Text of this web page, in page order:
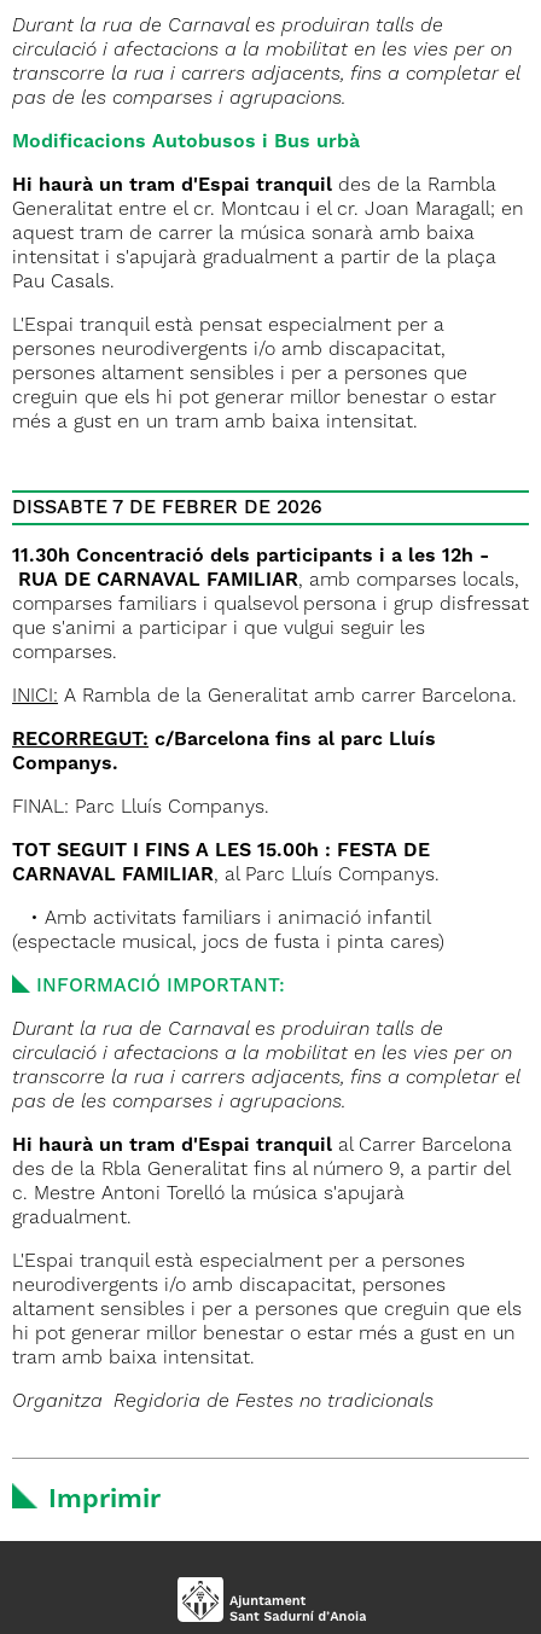
Durant la rua de Carnaval es produiran talls de
circulació i afectacions a la mobilitat en les vies per on
transcorre la rua i carrers adjacents, fins a completar el
pas de les comparses i agrupacions.
Modificacions Autobusos i Bus urbà
Hi haurà un tram d'Espai tranquil des de la Rambla
Generalitat entre el cr. Montcau i el cr. Joan Maragall; en
aquest tram de carrer la música sonarà amb baixa
intensitat i s'apujarà gradualment a partir de la plaça
Pau Casals.
L'Espai tranquil està pensat especialment per a
persones neurodivergents i/o amb discapacitat,
persones altament sensibles i per a persones que
creguin que els hi pot generar millor benestar o estar
més a gust en un tram amb baixa intensitat.
DISSABTE 7 DE FEBRER DE 2026
11.30h Concentració dels participants i a les 12h -
RUA DE CARNAVAL FAMILIAR, amb comparses locals,
comparses familiars i qualsevol persona i grup disfressat
que s'animi a participar i que vulgui seguir les
comparses.
INICI: A Rambla de la Generalitat amb carrer Barcelona.
RECORREGUT: c/Barcelona fins al parc Lluís
Companys.
FINAL: Parc Lluís Companys.
TOT SEGUIT I FINS A LES 15.00h : FESTA DE
CARNAVAL FAMILIAR, al Parc Lluís Companys.
• Amb activitats familiars i animació infantil
(espectacle musical, jocs de fusta i pinta cares)
INFORMACIÓ IMPORTANT:
Durant la rua de Carnaval es produiran talls de
circulació i afectacions a la mobilitat en les vies per on
transcorre la rua i carrers adjacents, fins a completar el
pas de les comparses i agrupacions.
Hi haurà un tram d'Espai tranquil al Carrer Barcelona
des de la Rbla Generalitat fins al número 9, a partir del
c. Mestre Antoni Torelló la música s'apujarà
gradualment.
L'Espai tranquil està especialment per a persones
neurodivergents i/o amb discapacitat, persones
altament sensibles i per a persones que creguin que els
hi pot generar millor benestar o estar més a gust en un
tram amb baixa intensitat.
Organitza: Regidoria de Festes no tradicionals
Imprimir